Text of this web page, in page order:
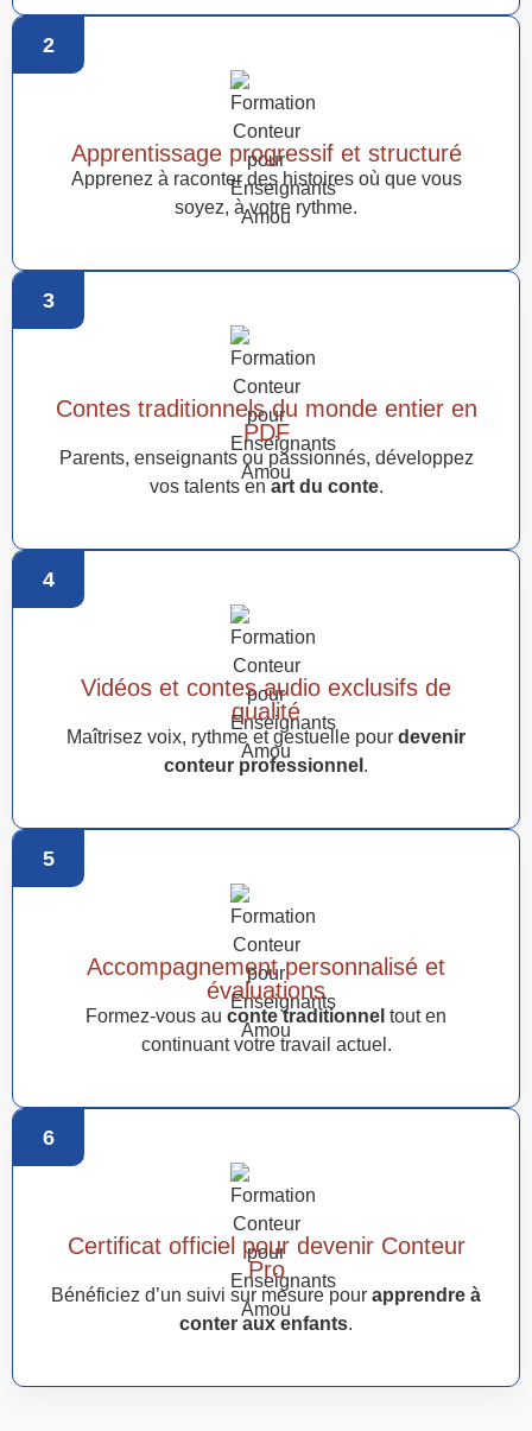
2
Apprentissage progressif et structuré
Apprenez à raconter des histoires où que vous
soyez, à votre rythme.
3
Contes traditionnels du monde entier en
PDF
Parents, enseignants ou passionnés, développez
vos talents en art du conte.
4
Vidéos et contes audio exclusifs de
qualité
Maîtrisez voix, rythme et gestuelle pour devenir
conteur professionnel .
5
Accompagnement personnalisé et
évaluations
Formez-vous au conte traditionnel tout en
continuant votre travail actuel.
6
Certificat officiel pour devenir Conteur
Pro
Bénéficiez d’un suivi sur mesure pour apprendre à
conter aux enfants.